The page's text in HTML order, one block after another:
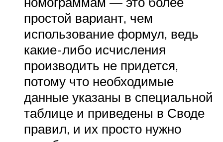
простой вариант, чем
использование формул, ведь
какие-либо исчисления
производить не придется,
потому что необходимые
данные указаны в специальной
таблице и приведены в Своде
правил, и их просто нужно